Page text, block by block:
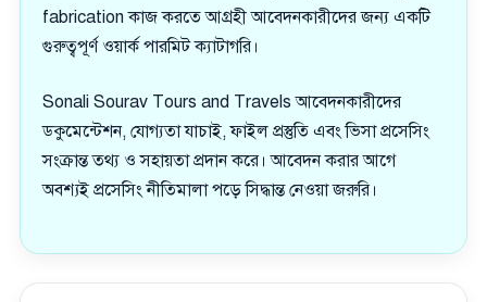
fabrication কাজ করতে আগ্রহী আবেদনকারীদের জন্য একটি
গুরুত্বপূর্ণ ওয়ার্ক পারমিট ক্যাটাগরি।
Sonali Sourav Tours and Travels আবেদনকারীদের
ডকুমেন্টেশন, যোগ্যতা যাচাই, ফাইল প্রস্তুতি এবং ভিসা প্রসেসিং
সংক্রান্ত তথ্য ও সহায়তা প্রদান করে। আবেদন করার আগে
অবশ্যই প্রসেসিং নীতিমালা পড়ে সিদ্ধান্ত নেওয়া জরুরি।